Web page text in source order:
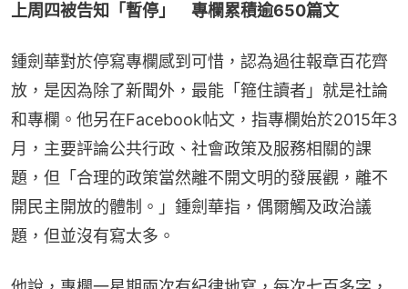
上周四被告知「暫停」　專欄累積逾650篇文
鍾劍華對於停寫專欄感到可惜，認為過往報章百花齊
放，是因為除了新聞外，最能「箍住讀者」就是社論
和專欄。他另在Facebook帖文，指專欄始於2015年3
月，主要評論公共行政、社會政策及服務相關的課
題，但「合理的政策當然離不開文明的發展觀，離不
開民主開放的體制。」鍾劍華指，偶爾觸及政治議
題，但並沒有寫太多。